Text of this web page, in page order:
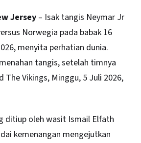
Jersey – Isak tangis Neymar Jr
Norwegia pada babak 16
menyita perhatian dunia.
tangis, setelah timnya
The Vikings, Minggu, 5 Juli 2026,
ditiup oleh wasit Ismail Elfath
kemenangan mengejutkan